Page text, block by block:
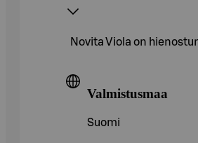
Novita Viola on
Valmistusmaa
Suomi